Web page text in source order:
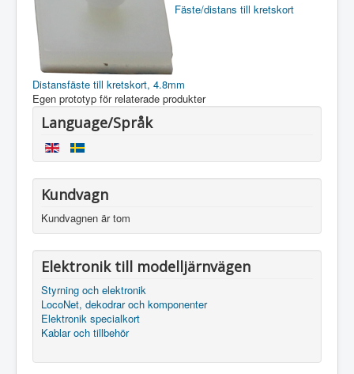
Fäste/distans till kretskort
Distansfäste till kretskort, 4.8mm
Egen prototyp för relaterade produkter
Language/Språk
Kundvagn
Kundvagnen är tom
Elektronik till modelljärnvägen
Styrning och elektronik
LocoNet, dekodrar och komponenter
Elektronik specialkort
Kablar och tillbehör